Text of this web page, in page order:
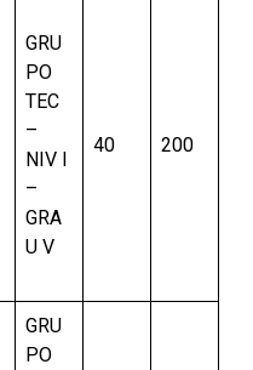
GRU
PO
TEC
–
NIV I
–
GRA
U V
40 200
GRU
PO